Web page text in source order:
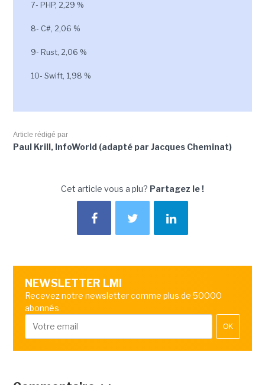
7- PHP, 2,29 %
8- C#, 2,06 %
9- Rust, 2,06 %
10- Swift, 1,98 %
Article rédigé par
Paul Krill, InfoWorld (adapté par Jacques Cheminat)
Cet article vous a plu? Partagez le !
NEWSLETTER LMI
Recevez notre newsletter comme plus de 50000
abonnés
OK